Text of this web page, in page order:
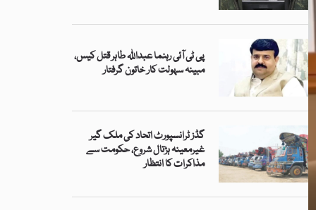
پی ٹی آئی رہنما عبداللہ طاہر قتل کیس،
مبینہ سہولت کار خاتون گرفتار
گڈز ٹرانسپورٹ اتحاد کی ملک گیر
غیرمعینہ ہڑتال شروع، حکومت سے
مذاکرات کا انتظار